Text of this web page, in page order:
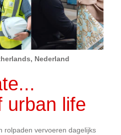
Nederland
urban life
rolpaden vervoeren dagelijks